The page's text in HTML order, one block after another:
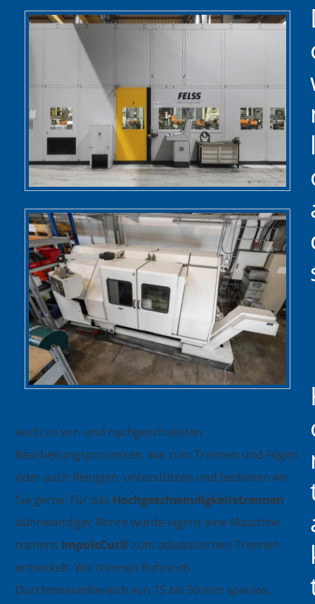
Auch zu vor- und nachgeschalteten
Bearbeitungsprozessen, wie zum Trennen und Fügen
oder auch Reinigen, unterstützen und bedienen wir
Sie gerne: Für das Hochgeschwindigkeitstrennen
dünnwandiger Rohre wurde eigens eine Maschine
namens ImpulsCut®zum adiabatischen Trennen
entwickelt. Wir trennen Rohre im
Durchmesserbereich von 15 bis 50 mm spanlos,